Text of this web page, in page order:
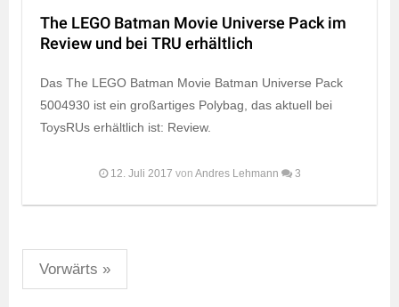
The LEGO Batman Movie Universe Pack im
Review und bei TRU erhältlich
Das The LEGO Batman Movie Batman Universe Pack
5004930 ist ein großartiges Polybag, das aktuell bei
ToysRUs erhältlich ist: Review.
12. Juli 2017 von Andres Lehmann 3
Seitennummerierung
der
Vorwärts »